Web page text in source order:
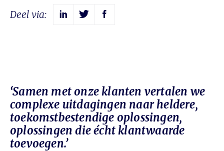
Deel via:
‘Samen met onze klanten vertalen we
complexe uitdagingen naar heldere,
toekomstbestendige oplossingen,
oplossingen die écht klantwaarde
toevoegen.’